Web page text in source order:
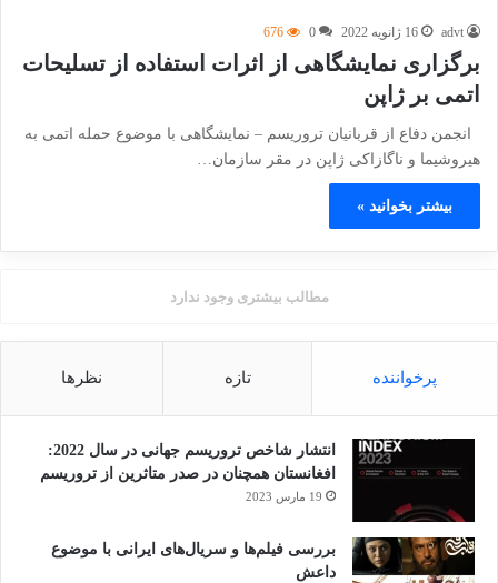
advt 16 ژانویه 2022 0
676
برگزاری نمایشگاهی از اثرات استفاده از تسلیحات
اتمی بر ژاپن
انجمن دفاع از قربانیان تروریسم – نمایشگاهی با موضوع حمله اتمی به
هیروشیما و ناگازاکی ژاپن در مقر سازمان…
بیشتر بخوانید »
مطالب بیشتری وجود ندارد
پرخواننده تازه نظرها
انتشار شاخص تروریسم جهانی در سال 2022:
افغانستان همچنان در صدر متاثرین از تروریسم
19 مارس 2023
بررسی فیلم‌ها و سریال‌های ایرانی با موضوع
داعش